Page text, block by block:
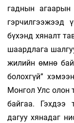
гаднын агаарын
гэрчилгээжээд
бүхэнд хяналт
шаардлага
жилийн өмнө
болохгүй”
Монгол Улс олон
байгаа. Гэхдээ
дагуу хянадаг